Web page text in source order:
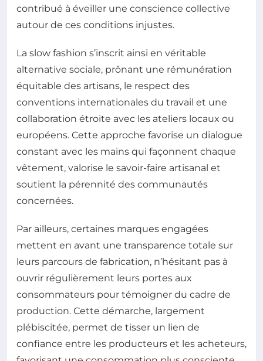
contribué à éveiller une conscience collective
autour de ces conditions injustes.
La slow fashion s’inscrit ainsi en véritable
alternative sociale, prônant une rémunération
équitable des artisans, le respect des
conventions internationales du travail et une
collaboration étroite avec les ateliers locaux ou
européens. Cette approche favorise un dialogue
constant avec les mains qui façonnent chaque
vêtement, valorise le savoir-faire artisanal et
soutient la pérennité des communautés
concernées.
Par ailleurs, certaines marques engagées
mettent en avant une transparence totale sur
leurs parcours de fabrication, n’hésitant pas à
ouvrir régulièrement leurs portes aux
consommateurs pour témoigner du cadre de
production. Cette démarche, largement
plébiscitée, permet de tisser un lien de
confiance entre les producteurs et les acheteurs,